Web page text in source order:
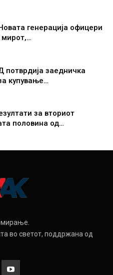
генерација офицери
мирот,…
потврдија заедничка
купување…
за вториот
половина од…
во светот, поддржана од